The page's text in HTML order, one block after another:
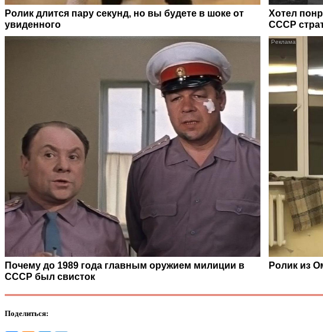
Ролик длится пару секунд, но вы будете в шоке от
увиденного
Хотел
СССР
Почему до 1989 года главным оружием милиции в
СССР был свисток
Ролик из
Поделиться: